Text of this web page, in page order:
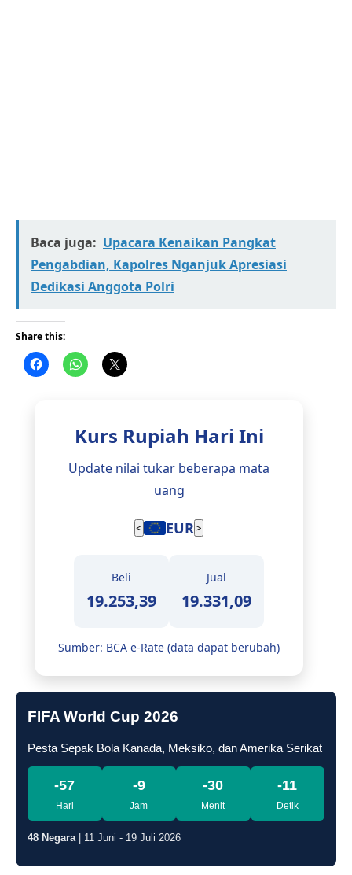
Baca juga: Upacara Kenaikan Pangkat
Pengabdian, Kapolres Nganjuk Apresiasi
Dedikasi Anggota Polri
Share this:
Kurs Rupiah Hari Ini
Update nilai tukar beberapa mata
uang
< EUR>
Beli
19.253,39
Jual
19.331,09
Sumber: BCA e-Rate (data dapat berubah)
FIFA World Cup 2026
Pesta Sepak Bola Kanada, Meksiko, dan Amerika Serikat
-57
Hari
-9
Jam
-30
Menit
-12
Detik
48 Negara| 11 Juni - 19 Juli 2026